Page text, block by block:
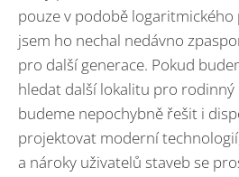
pouze v podobě logaritmického
jsem ho nechal nedávno
pro další generace. Pokud
hledat další lokalitu pro
budeme nepochybně řešit i
projektovat moderní
a nároky uživatelů staveb se